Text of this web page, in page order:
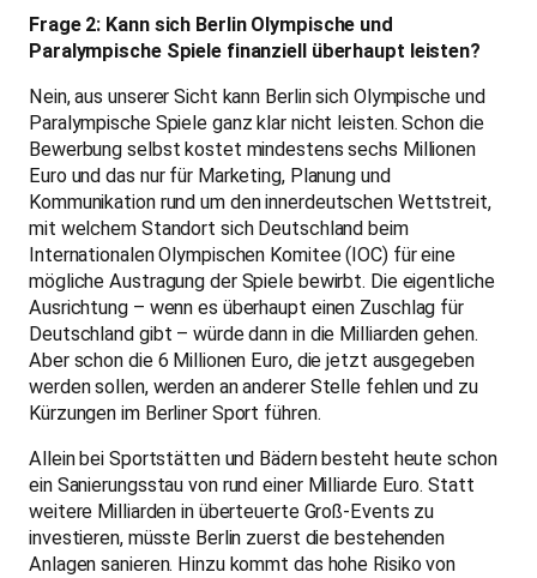
Frage 2: Kann sich Berlin Olympische und
Paralympische Spiele finanziell überhaupt leisten?
Nein, aus unserer Sicht kann Berlin sich Olympische und
Paralympische Spiele ganz klar nicht leisten. Schon die
Bewerbung selbst kostet mindestens sechs Millionen
Euro und das nur für Marketing, Planung und
Kommunikation rund um den innerdeutschen Wettstreit,
mit welchem Standort sich Deutschland beim
Internationalen Olympischen Komitee (IOC) für eine
mögliche Austragung der Spiele bewirbt. Die eigentliche
Ausrichtung – wenn es überhaupt einen Zuschlag für
Deutschland gibt – würde dann in die Milliarden gehen.
Aber schon die 6 Millionen Euro, die jetzt ausgegeben
werden sollen, werden an anderer Stelle fehlen und zu
Kürzungen im Berliner Sport führen.
Allein bei Sportstätten und Bädern besteht heute schon
ein Sanierungsstau von rund einer Milliarde Euro. Statt
weitere Milliarden in überteuerte Groß-Events zu
investieren, müsste Berlin zuerst die bestehenden
Anlagen sanieren. Hinzu kommt das hohe Risiko von